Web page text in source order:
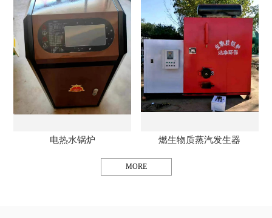
电热水锅炉 燃生物质蒸汽发生器
MORE